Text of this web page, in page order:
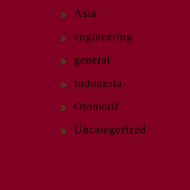
Asia
engineering
general
Indonesia
Otomotif
Uncategorized